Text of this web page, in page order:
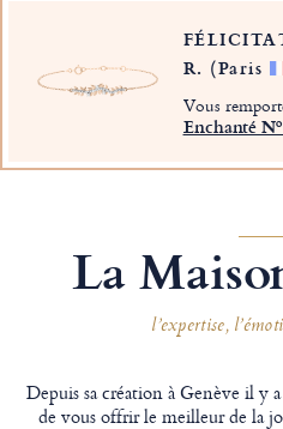
R. (Paris
Vous
Enchanté
La
l’expertise,
Depuis sa création à Genève il y
de vous offrir le meilleur de la